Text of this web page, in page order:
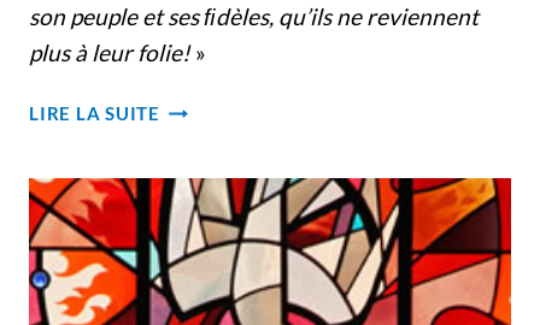
son peuple et ses ﬁdèles, qu’ils ne reviennent
plus à leur folie!»
LIRE LA SUITE LA
DE
L’ESPRIT